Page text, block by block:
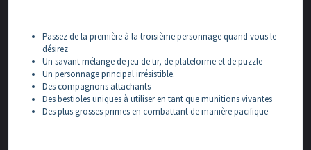
Passez de la première à la troisième personnage quand vous le
désirez
Un savant mélange de jeu de tir, de plateforme et de puzzle
Un personnage principal irrésistible.
Des compagnons attachants
Des bestioles uniques à utiliser en tant que munitions vivantes
Des plus grosses primes en combattant de manière pacifique